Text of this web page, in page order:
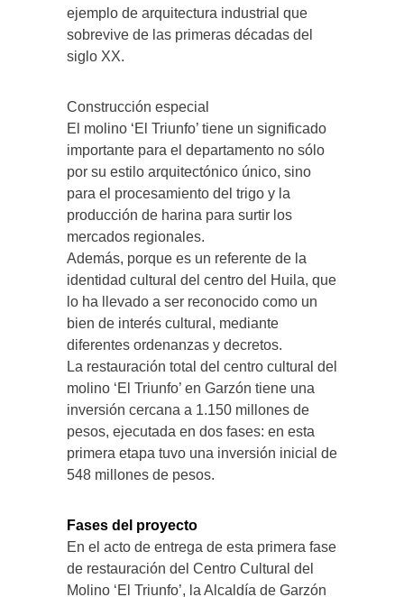
ejemplo de arquitectura industrial que
sobrevive de las primeras décadas del
siglo XX.
Construcción especial
El molino ‘El Triunfo’ tiene un significado
importante para el departamento no sólo
por su estilo arquitectónico único, sino
para el procesamiento del trigo y la
producción de harina para surtir los
mercados regionales.
Además, porque es un referente de la
identidad cultural del centro del Huila, que
lo ha llevado a ser reconocido como un
bien de interés cultural, mediante
diferentes ordenanzas y decretos.
La restauración total del centro cultural del
molino ‘El Triunfo’ en Garzón tiene una
inversión cercana a 1.150 millones de
pesos, ejecutada en dos fases: en esta
primera etapa tuvo una inversión inicial de
548 millones de pesos.
Fases del proyecto
En el acto de entrega de esta primera fase
de restauración del Centro Cultural del
Molino ‘El Triunfo’, la Alcaldía de Garzón